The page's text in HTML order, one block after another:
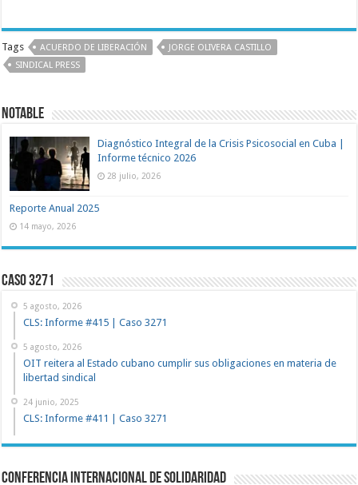
Tags ACUERDO DE LIBERACIÓN
JORGE OLIVERA CASTILLO
SINDICAL PRESS
NOTABLE
Diagnóstico Integral de la Crisis Psicosocial en Cuba |
Informe técnico 2026
28 julio, 2026
Reporte Anual 2025
14 mayo, 2026
Caso 3271
5 agosto, 2026
CLS: Informe #415 | Caso 3271
5 agosto, 2026
OIT reitera al Estado cubano cumplir sus obligaciones en materia de
libertad sindical
24 junio, 2025
CLS: Informe #411 | Caso 3271
Conferencia Internacional de Solidaridad